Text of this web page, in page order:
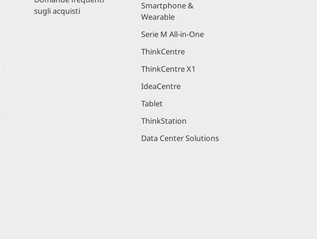
sugli acquisti
Smartphone &
Wearable
Serie M All-in-One
ThinkCentre
ThinkCentre X1
IdeaCentre
Tablet
ThinkStation
Data Center Solutions